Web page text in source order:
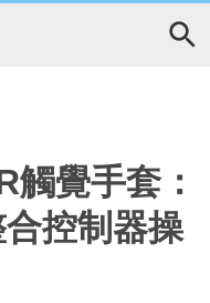
觸覺手套：
控制器操